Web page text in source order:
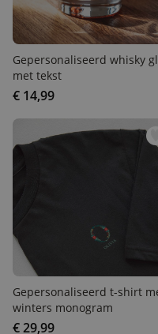
Gepersonaliseerd whisky
glas met tekst
€ 14,99
Gepersonaliseerd t-shirt
met winters monogram
€ 29,99